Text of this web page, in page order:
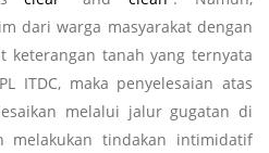
dari warga masyarakat dengan
keterangan tanah yang ternyata
ITDC, maka penyelesaian atas
melalui jalur gugatan di
melakukan tindakan intimidatif